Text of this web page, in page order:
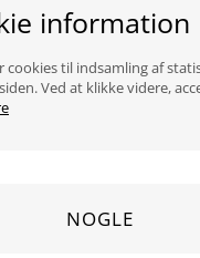
information
cookies til indsamling af
Ved at klikke videre,
lager i denne
Måleskema